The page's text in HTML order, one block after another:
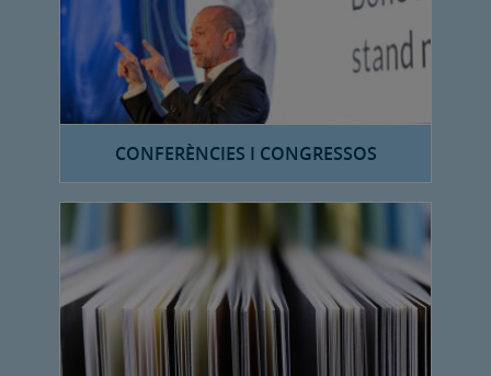
CONFERÈNCIES I CONGRESSOS